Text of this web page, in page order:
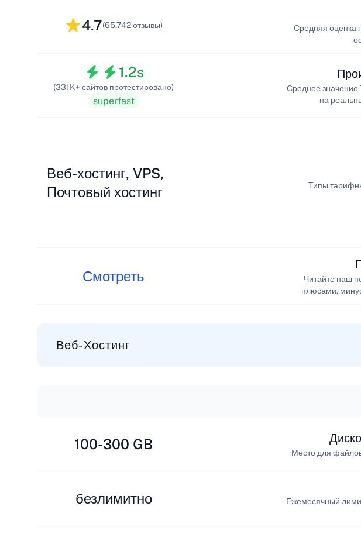
4.7(65,742 отзывы)
Средняя оценка
1.2s
(331K+ сайтов протестировано)
superfast
Среднее значение
на
Веб-хостинг, VPS,
Почтовый хостинг
Типы
Смотреть
Читайте наш
плюсами,
Веб-Хостинг
100-300 GB
Место для
безлимитно
Ежемесячный